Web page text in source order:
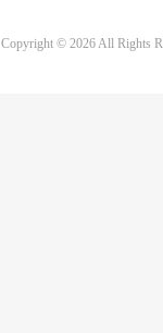
Copyright © 2026 All Rights